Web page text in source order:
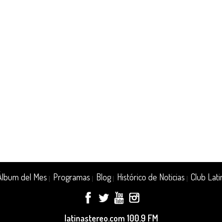
del Mes Programas Blog| Histórico de Noticias Club
latinastereo.com 100.9 FM